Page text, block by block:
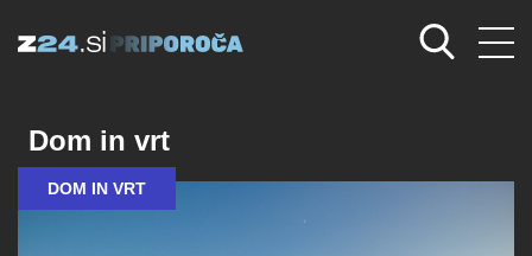
Dom in vrt
DOM IN VRT